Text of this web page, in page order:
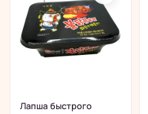
Лапша быстрого